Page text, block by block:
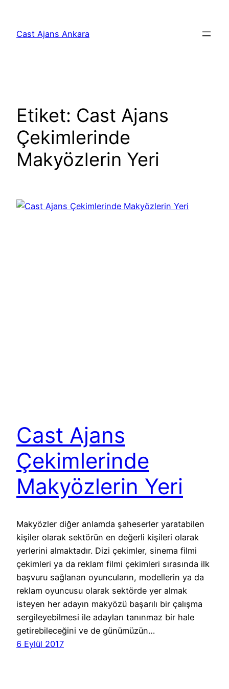
Cast Ajans Ankara
Etiket: Cast Ajans
Çekimlerinde
Makyözlerin Yeri
Cast Ajans
Çekimlerinde
Makyözlerin Yeri
Makyözler diğer anlamda şaheserler yaratabilen
kişiler olarak sektörün en değerli kişileri olarak
yerlerini almaktadır. Dizi çekimler, sinema filmi
çekimleri ya da reklam filmi çekimleri sırasında ilk
başvuru sağlanan oyuncuların, modellerin ya da
reklam oyuncusu olarak sektörde yer almak
isteyen her adayın makyözü başarılı bir çalışma
sergileyebilmesi ile adayları tanınmaz bir hale
getirebileceğini ve de günümüzün…
6 Eylül 2017